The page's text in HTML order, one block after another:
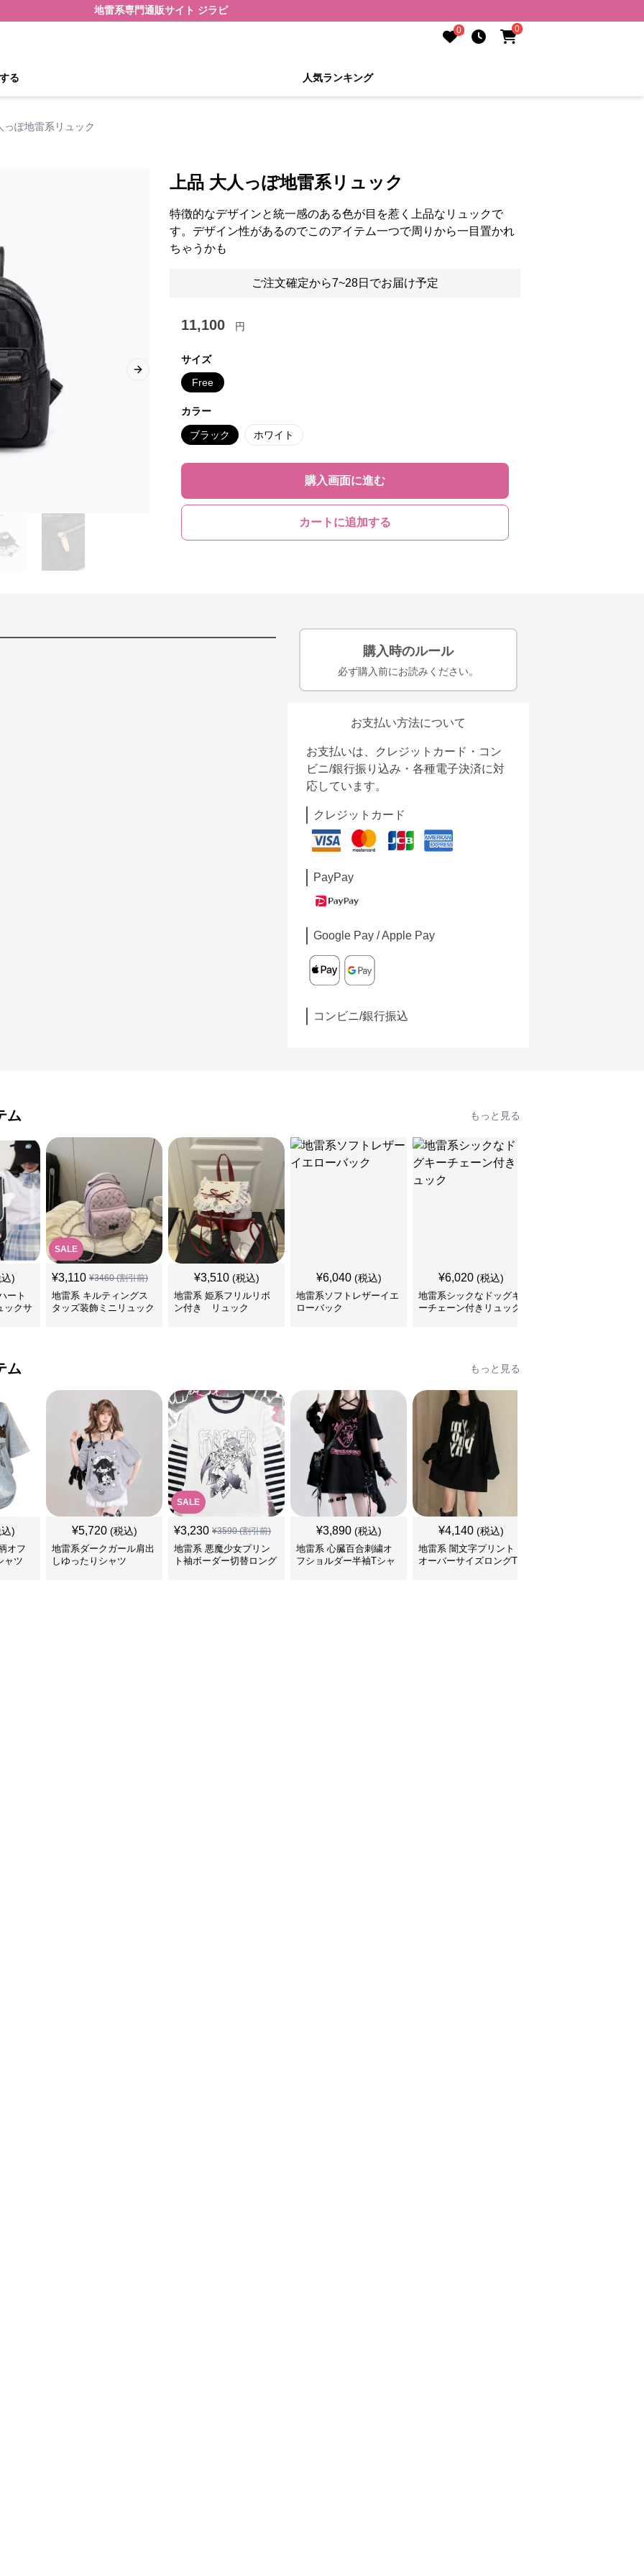
地雷系専門通販サイト ジラピ
0 0
る 人気ランキング
っぽ地雷系リュック
Next slide
上品 大人っぽ地雷系リュック
特徴的なデザインと統一感のある色が目を惹く上品なリュックで
す。デザイン性があるのでこのアイテム一つで周りから一目置かれ
ちゃうかも
ご注文確定から7~28日でお届け予定
11,100 円
サイズ
Free
カラー
ブラック ホワイト
購入画面に進む
カートに追加する
購入時のルール
必ず購入前にお読みください。
お支払い方法について
お支払いは、クレジットカード・コン
ビニ/銀行振り込み・各種電子決済に対
応しています。
クレジットカード
PayPay
Google Pay / Apple Pay
コンビニ/銀行振込
ム もっと見る
)
ート
ックサ
SALE
¥3,110 ¥3460(割引前)
地雷系 キルティングス
タッズ装飾ミニリュック
¥3,510 (税込)
地雷系 姫系フリルリボ
ン付き リュック
¥6,040 (税込)
地雷系ソフトレザーイエ
ローバック
¥6,020 (税込)
地雷系シックなドッグキ
ーチェーン付きリュック
ム もっと見る
)
オフ
ャツ
¥5,720 (税込)
地雷系ダークガール肩出
しゆったりシャツ
SALE
¥3,230 ¥3590(割引前)
地雷系 悪魔少女プリン
ト袖ボーダー切替ロング
¥3,890 (税込)
地雷系 心臓百合刺繍オ
フショルダー半袖Tシャ
¥4,140 (税込)
地雷系 闇文字プリント
オーバーサイズロングT